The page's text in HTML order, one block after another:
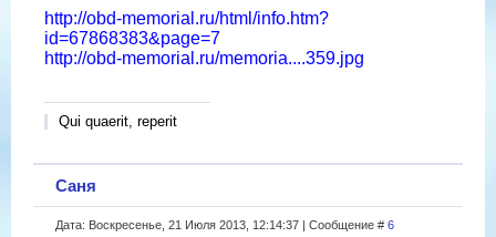
http://obd-memorial.ru/html/info.htm?
id=67868383&page=7
http://obd-memorial.ru/memoria....359.jpg
Qui quaerit, reperit
Саня
Дата: Воскресенье, 21 Июля 2013, 12:14:37 | Сообщение # 6